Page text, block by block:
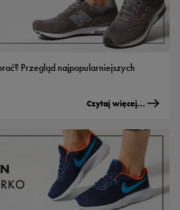
Przegląd najpopularniejszych
Czytaj więcej...